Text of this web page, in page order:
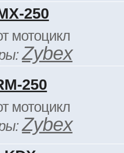
250
мотоцикл
Zybex
250
мотоцикл
Zybex